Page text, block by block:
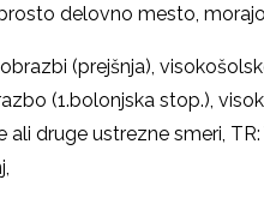
delovno mesto, morajo
(prejšnja),
(1.bolonjska stop.),
druge ustrezne smeri,